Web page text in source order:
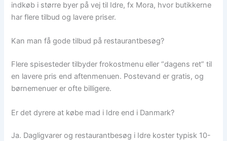
indkøb i større byer på vej til Idre, fx Mora, hvor butikkerne
har flere tilbud og lavere priser.
Kan man få gode tilbud på restaurantbesøg?
Flere spisesteder tilbyder frokostmenu eller “dagens ret” til
en lavere pris end aftenmenuen. Postevand er gratis, og
børnemenuer er ofte billigere.
Er det dyrere at købe mad i Idre end i Danmark?
Ja. Dagligvarer og restaurantbesøg i Idre koster typisk 10-